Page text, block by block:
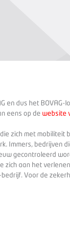
en dus het
eens op de website
zich met mobiliteit
bedrijven
gecontroleerd
aan het
Voor de